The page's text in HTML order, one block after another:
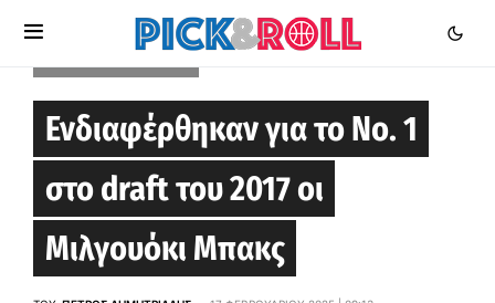
Ενδιαφέρθηκαν για το Νο. 1
στο draft του 2017 οι
Μιλγουόκι Μπακς